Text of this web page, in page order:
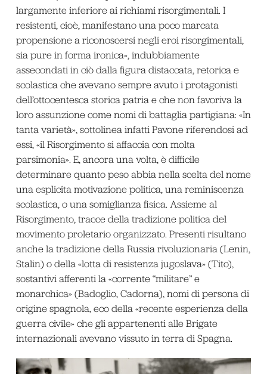
largamente inferiore ai richiami risorgimentali. I
resistenti, cioè, manifestano una poco marcata
propensione a riconoscersi negli eroi risorgimentali,
sia pure in forma ironica», indubbiamente
assecondati in ciò dalla figura distaccata, retorica e
scolastica che avevano sempre avuto i protagonisti
dell’ottocentesca storica patria e che non favoriva la
loro assunzione come nomi di battaglia partigiana: «In
tanta varietà», sottolinea infatti Pavone riferendosi ad
essi, «il Risorgimento si affaccia con molta
parsimonia». E, ancora una volta, è difficile
determinare quanto peso abbia nella scelta del nome
una esplicita motivazione politica, una reminiscenza
scolastica, o una somiglianza fisica. Assieme al
Risorgimento, tracce della tradizione politica del
movimento proletario organizzato. Presenti risultano
anche la tradizione della Russia rivoluzionaria (Lenin,
Stalin) o della «lotta di resistenza jugoslava» (Tito),
sostantivi afferenti la «corrente “militare” e
monarchica» (Badoglio, Cadorna), nomi di persona di
origine spagnola, eco della «recente esperienza della
guerra civile» che gli appartenenti alle Brigate
internazionali avevano vissuto in terra di Spagna.